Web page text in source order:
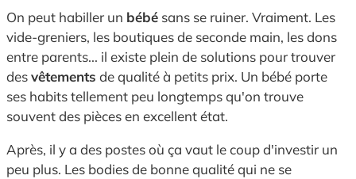
On peut habiller un bébé sans se ruiner. Vraiment. Les
vide-greniers, les boutiques de seconde main, les dons
entre parents... il existe plein de solutions pour trouver
desvêtements de qualité à petits prix. Un bébé porte
ses habits tellement peu longtemps qu'on trouve
souvent des pièces en excellent état.
Après, il y a des postes où ça vaut le coup d'investir un
peu plus. Les bodies de bonne qualité qui ne se